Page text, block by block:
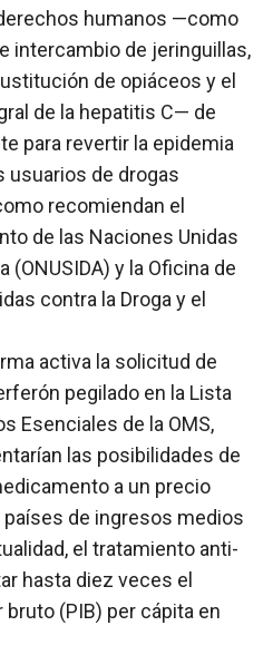
humanos —como
intercambio de jeringuillas,
de opiáceos y el
de la hepatitis C— de
para revertir la epidemia
usuarios de drogas
recomiendan el
de las Naciones Unidas
(ONUSIDA) y la Oficina de
contra la Droga y el
activa la solicitud de
pegilado en la Lista
Esenciales de la OMS,
las posibilidades de
a un precio
de ingresos medios
el tratamiento anti-
hasta diez veces el
(PIB) per cápita en